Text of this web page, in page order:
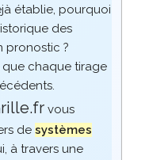
établie, pourquoi
des
pronostic ?
que chaque tirage
vous
de systèmes
à travers une